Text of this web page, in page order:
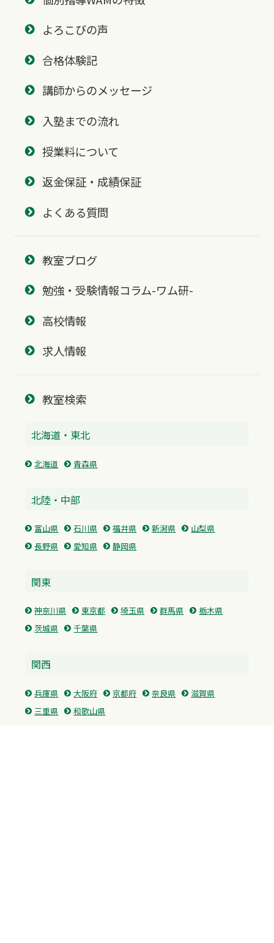
よろこびの声
合格体験記
講師からのメッセージ
入塾までの流れ
授業料について
返金保証・成績保証
よくある質問
教室ブログ
勉強・受験情報コラム-ワム研-
高校情報
求人情報
教室検索
北海道・東北
北海道 青森県
北陸・中部
富山県 石川県 福井県 新潟県
山梨県
長野県
愛知県 静岡県
関東
神奈川県 東京都 埼玉県 群馬県
栃木県
茨城県
千葉県
関西
兵庫県 大阪府 京都府 奈良県
滋賀県
三重県
和歌山県